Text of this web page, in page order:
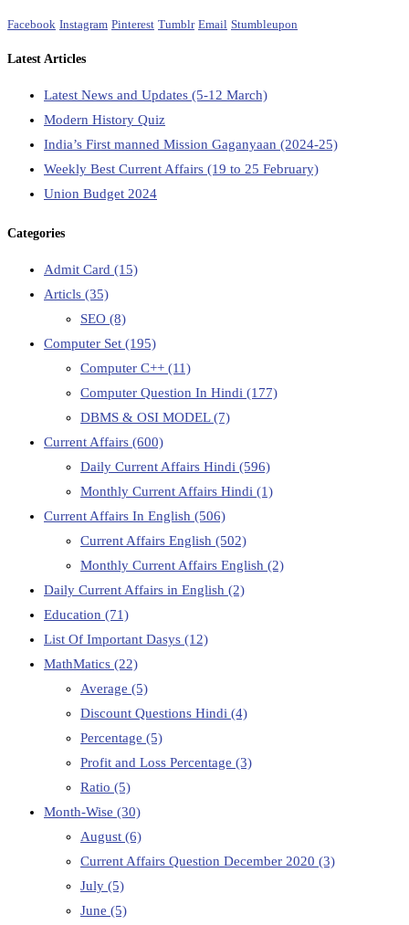
Facebook Instagram Pinterest Tumblr Email Stumbleupon
Latest Articles
Latest News and Updates (5-12 March)
Modern History Quiz
India’s First manned Mission Gaganyaan (2024-25)
Weekly Best Current Affairs (19 to 25 February)
Union Budget 2024
Categories
Admit Card (15)
Articls (35)
SEO (8)
Computer Set (195)
Computer C++ (11)
Computer Question In Hindi (177)
DBMS & OSI MODEL(7)
Current Affairs (600)
Daily Current Affairs Hindi (596)
Monthly Current Affairs Hindi (1)
Current Affairs In English (506)
Current Affairs English (502)
Monthly Current Affairs English (2)
Daily Current Affairs in English (2)
Education (71)
List Of Important Dasys (12)
MathMatics (22)
Average (5)
Discount Questions Hindi (4)
Percentage (5)
Profit and Loss Percentage (3)
Ratio (5)
Month-Wise (30)
August (6)
Current Affairs Question December 2020 (3)
July (5)
June (5)